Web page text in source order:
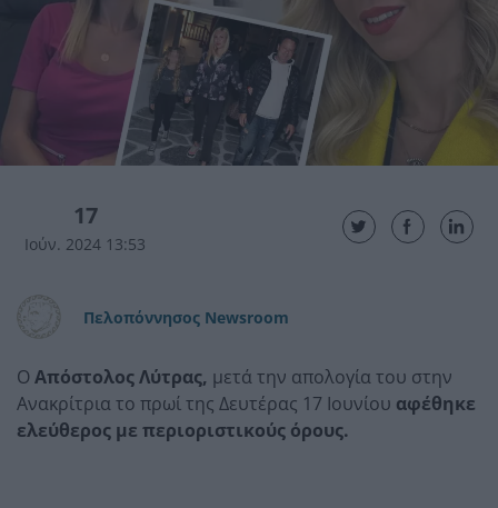
17
Ιούν. 2024 13:53
Πελοπόννησος Newsroom
ΟΑπόστολος Λύτρας, μετά την απολογία του στην
Ανακρίτρια το πρωί της Δευτέρας 17 Ιουνίου αφέθηκε
ελεύθερος με περιοριστικούς όρους.